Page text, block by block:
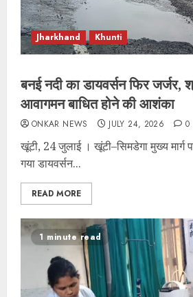
Jharkhand Khunti
बनई नदी का डायवर्सन फिर जर्जर,
आवागमन बाधित होने की आशंका
ONKAR NEWS JULY 24, 2026 0
खूंटी, 24 जुलाई । खूंटी–सिमडेगा मुख्य मार्ग
गया डायवर्सन...
READ MORE
1 minute read